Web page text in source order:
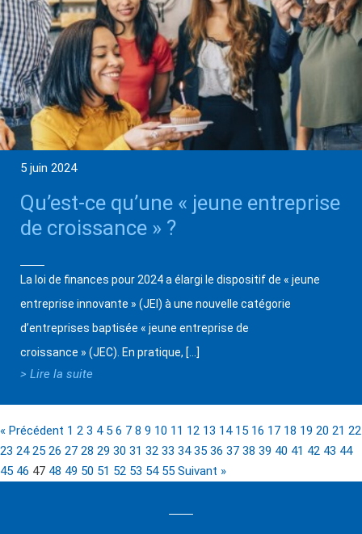
5 juin 2024
Qu’est-ce qu’une « jeune entreprise
de croissance » ?
La loi de finances pour 2024 a élargi le dispositif de « jeune
entreprise innovante » (JEI) à une nouvelle catégorie
d’entreprises baptisée « jeune entreprise de
croissance » (JEC). En pratique, […]
> Lire la suite
« Précédent 1 2 3 4 5 6 7 8 9 10 11 12 13 14 15 16 17 18 19 20 21 22
23 24 25 26 27 28 29 30 31 32 33 34 35 36 37 38 39 40 41 42 43 44
45 46 47 48 49 50 51 52 53 54 55 Suivant »